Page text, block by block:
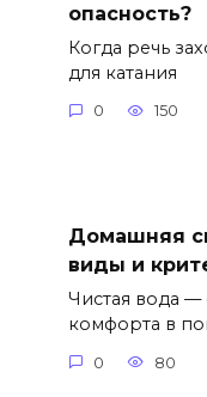
опасность?
Когда речь
для катания
0 150
Домашняя
виды и
Чистая вода —
комфорта в
0 80